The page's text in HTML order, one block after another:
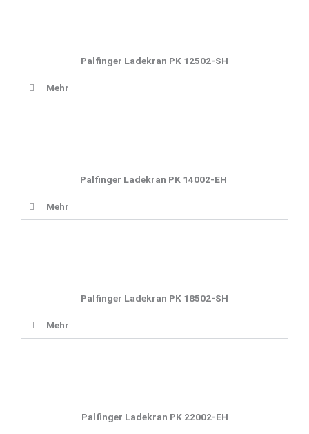
Palfinger Ladekran PK 12502-SH
Mehr
Palfinger Ladekran PK 14002-EH
Mehr
Palfinger Ladekran PK 18502-SH
Mehr
Palfinger Ladekran PK 22002-EH